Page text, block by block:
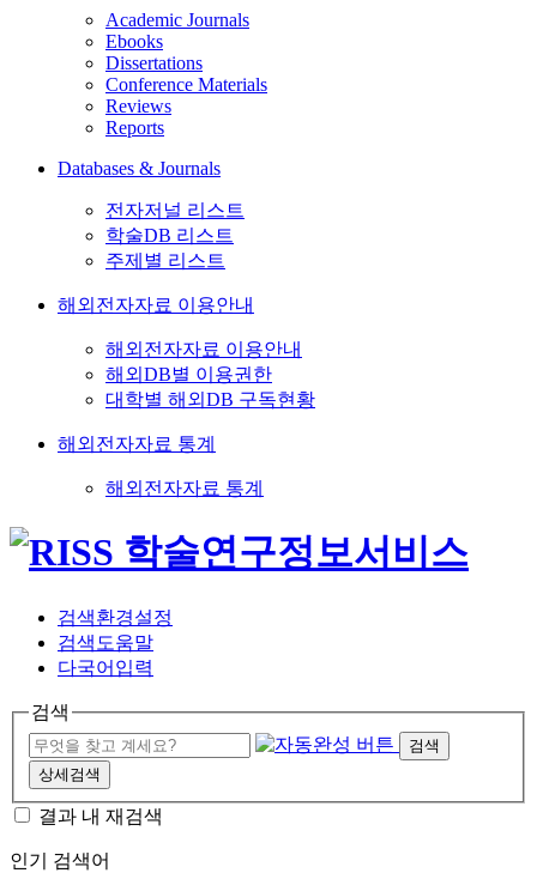
Academic Journals
Ebooks
Dissertations
Conference Materials
Reviews
Reports
Databases & Journals
전자저널 리스트
학술DB 리스트
주제별 리스트
해외전자자료 이용안내
해외전자자료 이용안내
해외DB별 이용권한
대학별 해외DB 구독현황
해외전자자료 통계
해외전자자료 통계
검색환경설정
검색도움말
다국어입력
검색
검색
상세검색
결과 내 재검색
인기 검색어